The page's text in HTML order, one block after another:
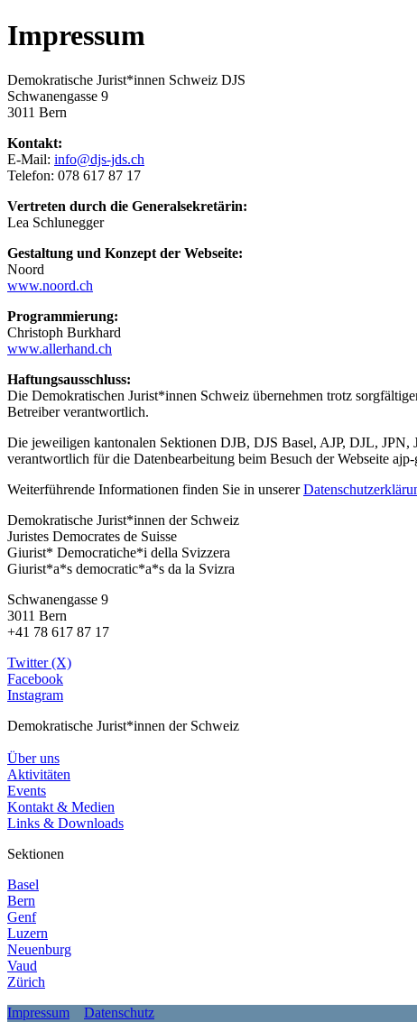
Impressum
Demokratische Jurist*innen Schweiz DJS
Schwanengasse 9
3011 Bern
Kontakt:
E-Mail: info@djs-jds.ch
Telefon: 078 617 87 17
Vertreten durch die Generalsekretärin:
Lea Schlunegger
Gestaltung und Konzept der Webseite:
Noord
www.noord.ch
Programmierung:
Christoph Burkhard
www.allerhand.ch
Haftungsausschluss:
Die Demokratischen Jurist*innen Schweiz übernehmen trotz
Betreiber verantwortlich.
Die jeweiligen kantonalen Sektionen DJB, DJS Basel, AJP, DJL,
verantwortlich für die Datenbearbeitung beim Besuch der Webseite
Weiterführende Informationen finden Sie in unserer
Demokratische Jurist*innen der Schweiz
Juristes Democrates de Suisse
Giurist* Democratiche*i della Svizzera
Giurist*a*s democratic*a*s da la Svizra
Schwanengasse 9
3011 Bern
+41 78 617 87 17
Twitter (X)
Facebook
Instagram
Demokratische Jurist*innen der Schweiz
Über uns
Aktivitäten
Events
Kontakt & Medien
Links & Downloads
Sektionen
Basel
Bern
Genf
Luzern
Neuenburg
Vaud
Zürich
Impressum
Datenschutz